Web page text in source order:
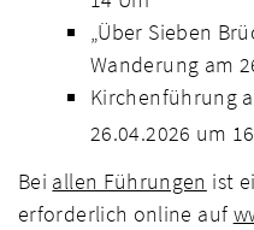
„Über Sieben
Wanderung am
Kirchenführung
26.04.2026 um
Bei allen Führungen ist
erforderlich online auf